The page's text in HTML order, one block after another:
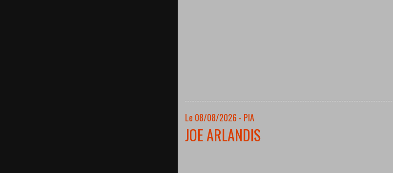
Le 08/08/2026 - PIA
JOE ARLANDIS